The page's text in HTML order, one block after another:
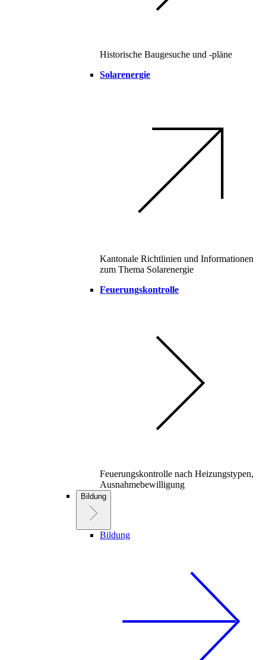
Historische Baugesuche und -pläne
Solarenergie
Kantonale Richtlinien und Informationen
zum Thema Solarenergie
Feuerungskontrolle
Feuerungskontrolle nach Heizungstypen,
Ausnahmebewilligung
Bildung
Bildung